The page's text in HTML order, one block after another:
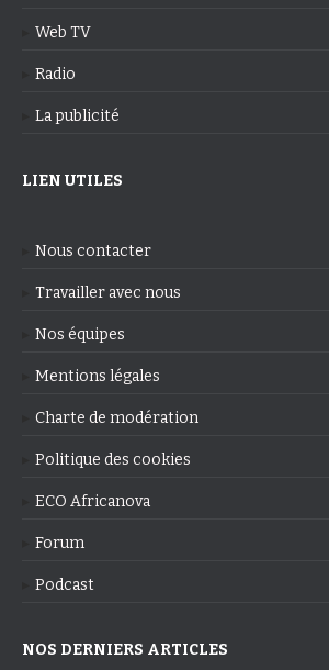
Web TV
Radio
La publicité
LIEN UTILES
Nous contacter
Travailler avec nous
Nos équipes
Mentions légales
Charte de modération
Politique des cookies
ECO Africanova
Forum
Podcast
NOS DERNIERS ARTICLES